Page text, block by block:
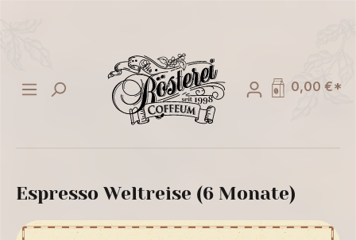
0,00 €*
Espresso Weltreise (6 Monate)